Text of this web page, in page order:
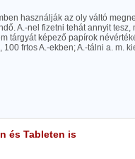
használják az oly váltó
A.-nel fizetni tehát annyit tesz,
tárgyát képező papírok
frtos A.-ekben; A.-tálni a. m.
és Tableten is